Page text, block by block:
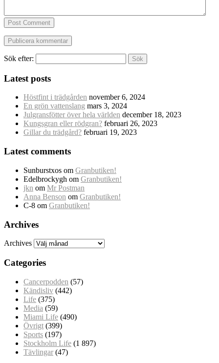
Post Comment
Sök efter:
Latest posts
Höstfint i trädgården november 6, 2024
En grön vattenslang mars 3, 2024
Julgransfötter över hela världen december 18, 2023
Kungsgran eller rödgran? februari 26, 2023
Gillar du trädgård? februari 19, 2023
Latest comments
Sunburstxos om Granbutiken!
Edelbrockygh om Granbutiken!
jkn om Mr Postman
Anna Benson om Granbutiken!
C-8 om Granbutiken!
Archives
Archives
Categories
Cancerpodden (57)
Kändisliv (442)
Life (375)
Media (59)
Miami Life (490)
Övrigt (399)
Sports (197)
Stockholm Life (1 897)
Tävlingar (47)